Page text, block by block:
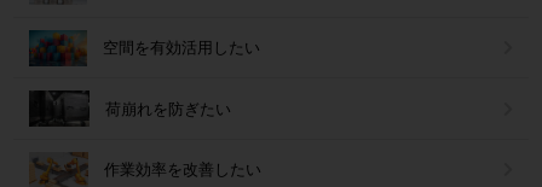
空間を有効活用したい
荷崩れを防ぎたい
作業効率を改善したい